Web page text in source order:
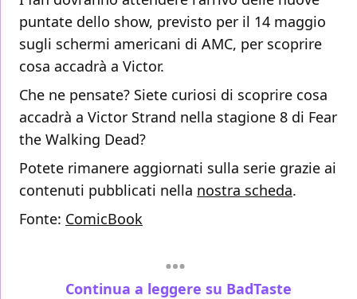
puntate dello show, previsto per il 14 maggio
sugli schermi americani di AMC, per scoprire
cosa accadrà a Victor.
Che ne pensate? Siete curiosi di scoprire cosa
accadrà a Victor Strand nella stagione 8 di Fear
the Walking Dead?
Potete rimanere aggiornati sulla serie grazie ai
contenuti pubblicati nella nostra scheda.
Fonte: ComicBook
Continua a leggere su BadTaste